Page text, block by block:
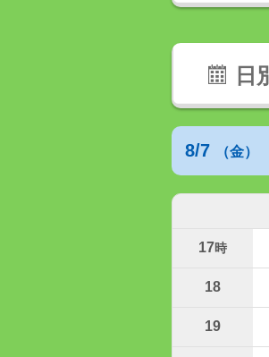
日
8/7 （金）
17時
18
19